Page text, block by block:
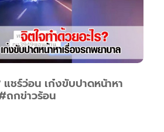
แชร์ว่อน เก๋งขับปาดหน้าหา
ถกข่าวร้อน